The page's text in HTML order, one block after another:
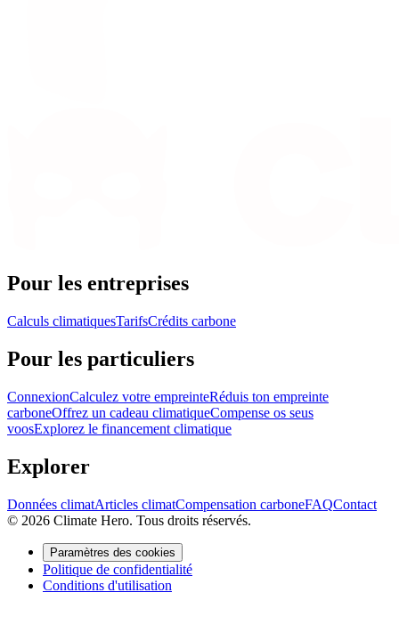
Pour les entreprises
Calculs climatiquesTarifsCrédits carbone
Pour les particuliers
ConnexionCalculez votre empreinteRéduis ton empreinte
carboneOffrez un cadeau climatiqueCompense os seus
voosExplorez le financement climatique
Explorer
Données climatArticles climatCompensation carboneFAQContact
© 2026 Climate Hero. Tous droits réservés.
Paramètres des cookies
Politique de confidentialité
Conditions d'utilisation